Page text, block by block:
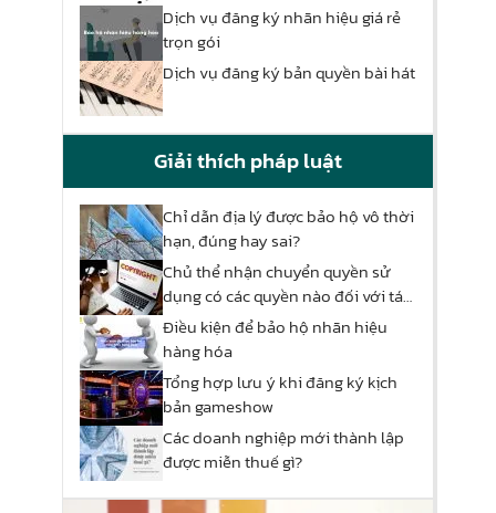
Dịch vụ đăng ký nhãn hiệu giá rẻ
trọn gói
Dịch vụ đăng ký bản quyền bài hát
Giải thích pháp luật
Chỉ dẫn địa lý được bảo hộ vô thời
hạn, đúng hay sai?
Chủ thể nhận chuyển quyền sử
dụng có các quyền nào đối với tác
phẩm đó?
Điều kiện để bảo hộ nhãn hiệu
hàng hóa
Tổng hợp lưu ý khi đăng ký kịch
bản gameshow
Các doanh nghiệp mới thành lập
được miễn thuế gì?